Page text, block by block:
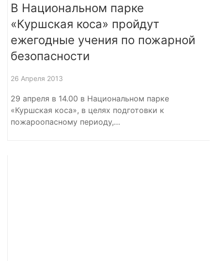
В Национальном парке
«Куршская коса» пройдут
ежегодные учения по пожарной
безопасности
26 Апреля 2013
29 апреля в 14.00 в Национальном парке
«Куршская коса», в целях подготовки к
пожароопасному периоду,…